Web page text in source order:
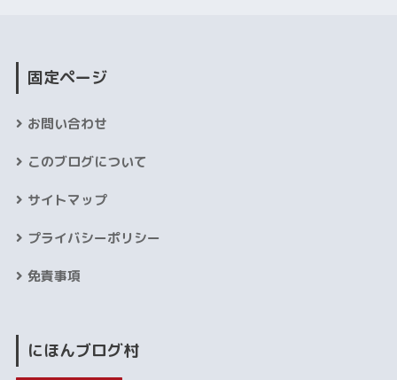
固定ページ
お問い合わせ
このブログについて
サイトマップ
プライバシーポリシー
免責事項
にほんブログ村